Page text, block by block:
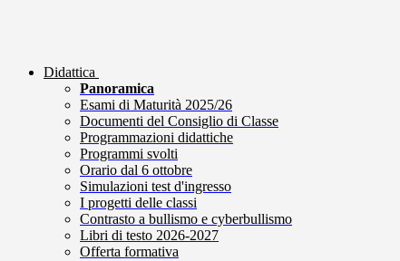
Didattica
Panoramica
Esami di Maturità 2025/26
Documenti del Consiglio di Classe
Programmazioni didattiche
Programmi svolti
Orario dal 6 ottobre
Simulazioni test d'ingresso
I progetti delle classi
Contrasto a bullismo e cyberbullismo
Libri di testo 2026-2027
Offerta formativa